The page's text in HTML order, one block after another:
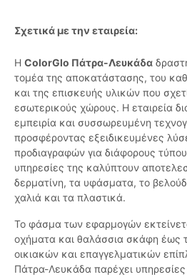
Σχετικά με την εταιρεία:
Η ColorGlo Πάτρα-Λευκάδα
τομέα της αποκατάστασης, του
και της επισκευής υλικών που
εσωτερικούς χώρους. Η εταιρεία
εμπειρία και συσσωρευμένη
προσφέροντας εξειδικευμένες
προδιαγραφών για διάφορους
υπηρεσίες της καλύπτουν
δερματίνη, τα υφάσματα, το
χαλιά και τα πλαστικά.
Το φάσμα των εφαρμογών
οχήματα και θαλάσσια σκάφη έως
οικιακών και επαγγελματικών
Πάτρα-Λευκάδα παρέχει